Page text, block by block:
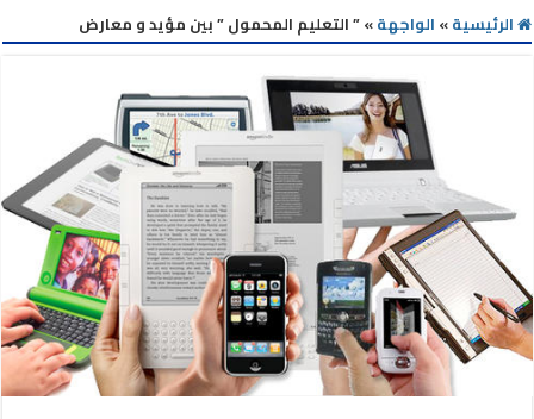
الرئيسية» الواجهة»” التعليم المحمول ” بين مؤيد و معارض